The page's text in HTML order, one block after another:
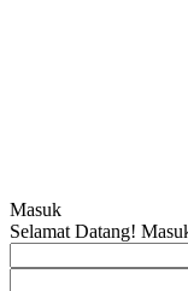
Masuk
Selamat Datang!